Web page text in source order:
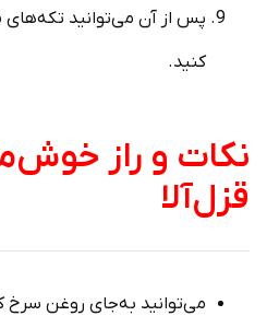
پس از آن می‌توانید تکه‌های
کنید.
نکات و راز
قزل‌آلا
می‌توانید به‌جای روغن سرخ